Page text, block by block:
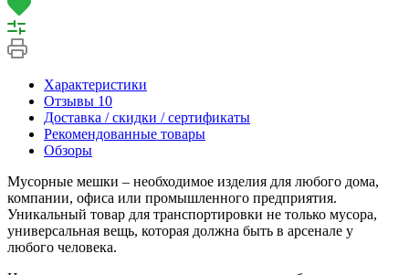
Характеристики
Отзывы 10
Доставка / скидки / сертификаты
Рекомендованные товары
Обзоры
Мусорные мешки – необходимое изделия для любого дома,
компании, офиса или промышленного предприятия.
Уникальный товар для транспортировки не только мусора,
универсальная вещь, которая должна быть в арсенале у
любого человека.